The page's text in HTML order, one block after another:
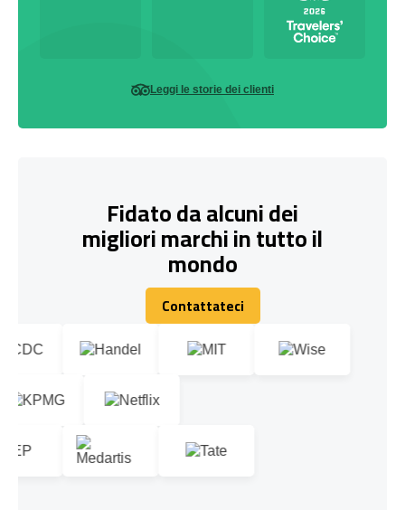
Leggi le storie dei clienti
Fidato da alcuni dei
migliori marchi in tutto il
mondo
Contattateci
Contattateci